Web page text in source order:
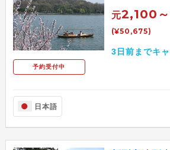
予約受付中
元2,100～
(¥50,675)
3日前までキ
日本語